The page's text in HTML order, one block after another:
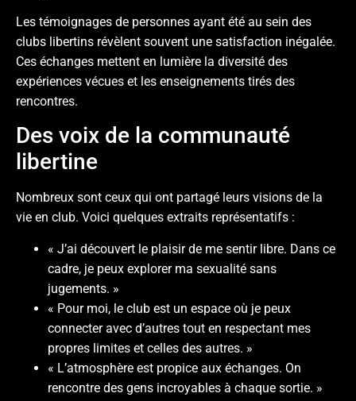
Les témoignages de personnes ayant été au sein des
clubs libertins révèlent souvent une satisfaction inégalée.
Ces échanges mettent en lumière la diversité des
expériences vécues et les enseignements tirés des
rencontres.
Des voix de la communauté
libertine
Nombreux sont ceux qui ont partagé leurs visions de la
vie en club. Voici quelques extraits représentatifs :
« J’ai découvert le plaisir de me sentir libre. Dans ce
cadre, je peux explorer ma sexualité sans
jugements. »
« Pour moi, le club est un espace où je peux
connecter avec d’autres tout en respectant mes
propres limites et celles des autres. »
« L’atmosphère est propice aux échanges. On
rencontre des gens incroyables à chaque sortie. »